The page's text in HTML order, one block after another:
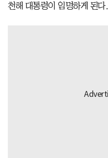
천해 대통령이 임명하게 된다.